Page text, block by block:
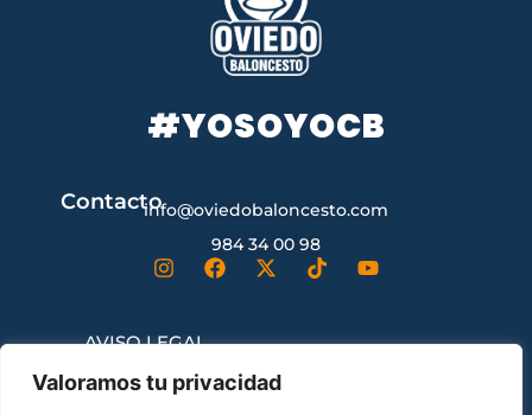
Valoramos tu privacidad
#YOSOYOCB
Contactoinfo@oviedobaloncesto.com
984 34 00 98
AVISO LEGAL